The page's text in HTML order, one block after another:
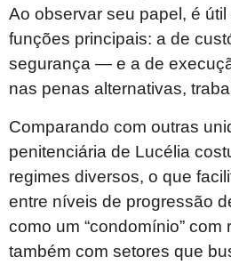
Ao observar seu papel, é
funções principais: a de
segurança — e a de
nas penas alternativas,
Comparando com outras
penitenciária de Lucélia
regimes diversos, o que
entre níveis de progressão
como um “condomínio” com
também com setores que